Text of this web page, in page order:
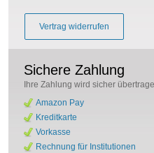
Vertrag widerrufen
Sichere Zahlung
Ihre Zahlung wird sicher
Amazon Pay
Kreditkarte
Vorkasse
Rechnung für Institutionen